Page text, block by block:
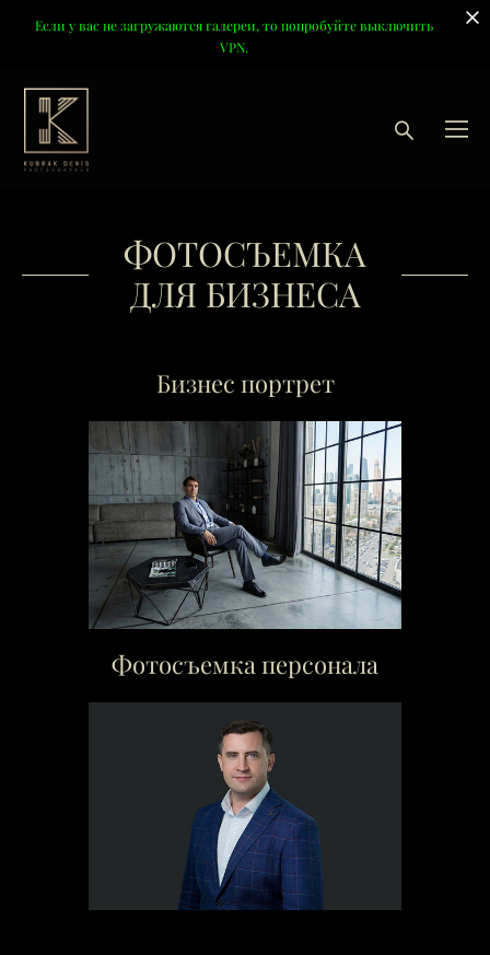
Если у вас не загружаются галереи, то попробуйте выключить
VPN.
ФОТОСЪЕМКА
ДЛЯ БИЗНЕСА
Бизнес портрет
Фотосъемка персонала